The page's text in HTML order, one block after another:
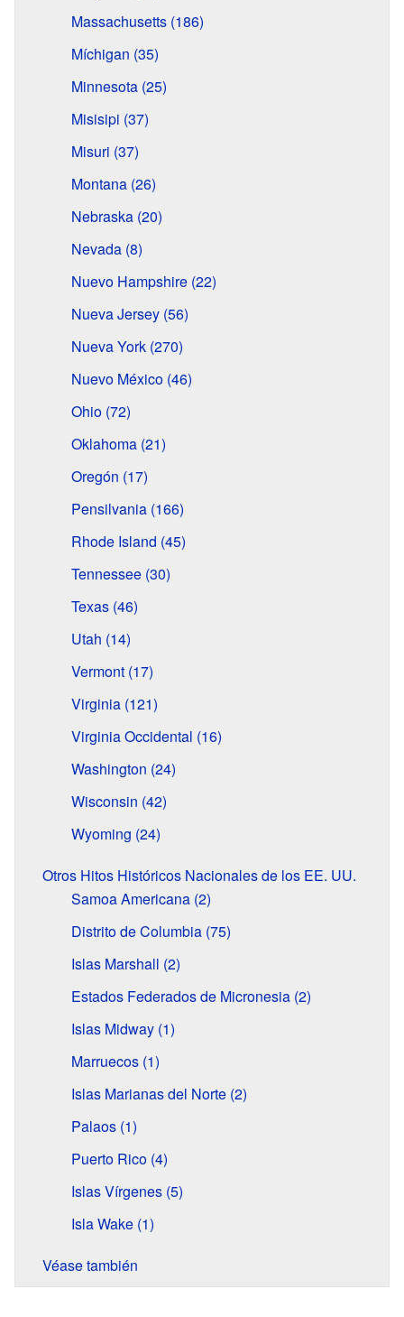
Massachusetts (186)
Míchigan (35)
Minnesota (25)
Misisipi (37)
Misuri (37)
Montana (26)
Nebraska (20)
Nevada (8)
Nuevo Hampshire (22)
Nueva Jersey (56)
Nueva York (270)
Nuevo México (46)
Ohio (72)
Oklahoma (21)
Oregón (17)
Pensilvania (166)
Rhode Island (45)
Tennessee (30)
Texas (46)
Utah (14)
Vermont (17)
Virginia (121)
Virginia Occidental (16)
Washington (24)
Wisconsin (42)
Wyoming (24)
Otros Hitos Históricos Nacionales de los EE. UU.
Samoa Americana (2)
Distrito de Columbia (75)
Islas Marshall (2)
Estados Federados de Micronesia (2)
Islas Midway (1)
Marruecos (1)
Islas Marianas del Norte (2)
Palaos (1)
Puerto Rico (4)
Islas Vírgenes (5)
Isla Wake (1)
Véase también